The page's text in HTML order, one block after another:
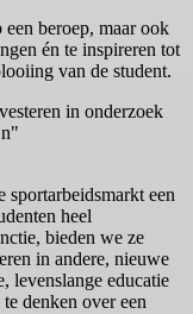
beroep, maar ook
én te inspireren tot
van de student.
in onderzoek
sportarbeidsmarkt een
heel
bieden we ze
in andere, nieuwe
levenslange educatie
denken over een